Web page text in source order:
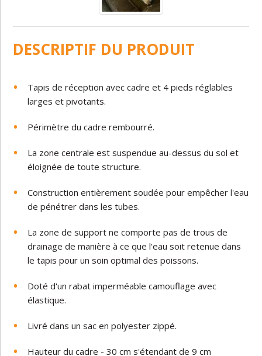
DESCRIPTIF DU PRODUIT
Tapis de réception avec cadre et 4 pieds réglables
larges et pivotants.
Périmètre du cadre rembourré.
La zone centrale est suspendue au-dessus du sol et
éloignée de toute structure.
Construction entièrement soudée pour empêcher l'eau
de pénétrer dans les tubes.
La zone de support ne comporte pas de trous de
drainage de manière à ce que l'eau soit retenue dans
le tapis pour un soin optimal des poissons.
Doté d'un rabat imperméable camouflage avec
élastique.
Livré dans un sac en polyester zippé.
Hauteur du cadre - 30 cm s'étendant de 9 cm